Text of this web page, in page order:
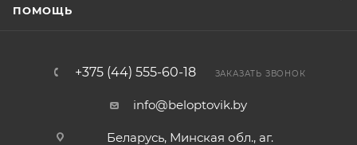
ПОМОЩЬ
+375 (44) 555-60-18 ЗАКАЗАТЬ ЗВОНОК
info@beloptovik.by
Беларусь, Минская обл., аг.